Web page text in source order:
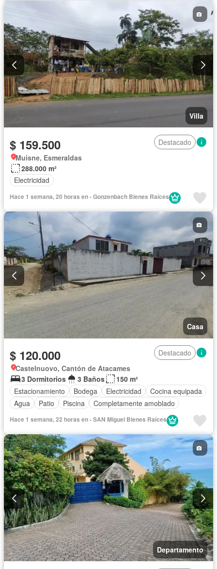
Villa
$ 159.500
Destacado
Muisne, Esmeraldas
288.000 m²
Electricidad
Hace 1 semana, 20 horas en - Gonzenbach Bienes Raíces
Casa
$ 120.000
Destacado
Castelnuovo, Cantón de Atacames
3 Dormitorios
3 Baños
150 m²
Estacionamiento
Bodega Electricidad
Cocina equipada
Agua
Patio Piscina Completamente amoblado
Hace 1 semana, 22 horas en - SAN Miguel Bienes Raíces
Departamento